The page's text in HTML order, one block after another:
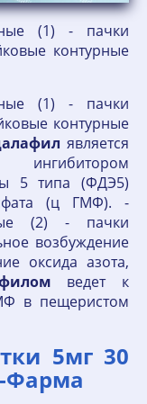
(1) - пачки
контурные
(1) - пачки
контурные
является
5 типа (ФДЭ5)
(ц ГМФ). -
(2) - пачки
возбуждение
оксида азота,
ведет к
в пещеристом
5мг 30
Фарма